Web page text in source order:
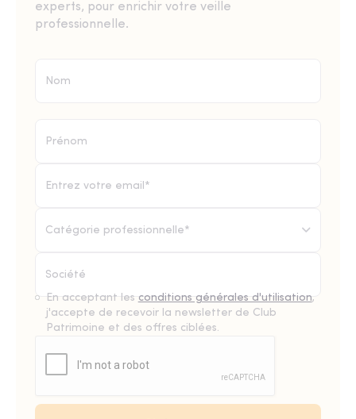
experts, pour enrichir votre veille
professionnelle.
Catégorie professionnelle*
En acceptant les conditions générales d'utilisation,
j'accepte de recevoir la newsletter de Club
Patrimoine et des offres ciblées.